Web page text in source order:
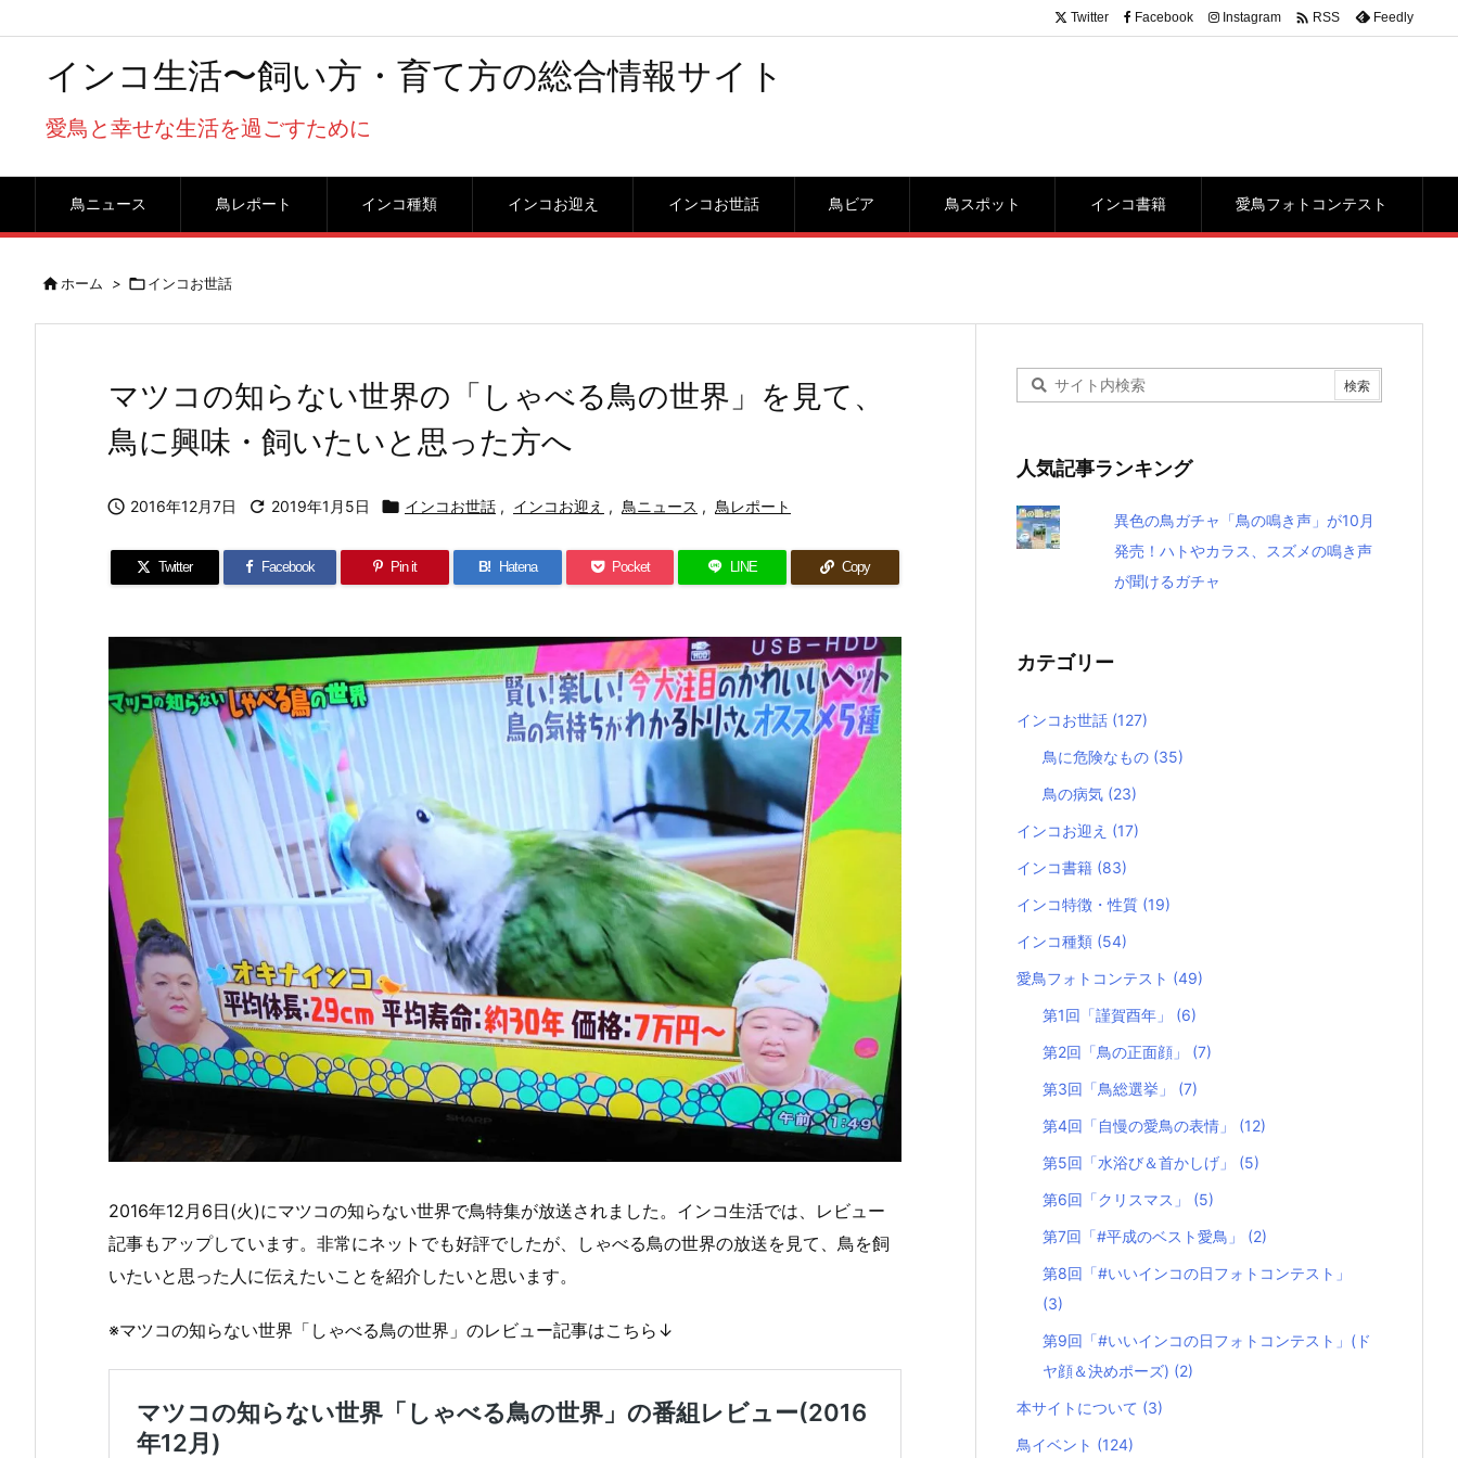
インコ生活〜飼い方・育て方の総合情報サイト
愛鳥と幸せな生活を過ごすために
鳥ニュース 鳥レポート インコ種類 インコお迎え インコお世話 鳥ビア 鳥スポット インコ書籍 愛鳥フォトコンテスト
Twitter Facebook Instagram  RSS Feedly
ホーム > インコお世話
マツコの知らない世界の「しゃべる鳥の世界」を見て、
鳥に興味・飼いたいと思った方へ
 2016年12月7日  2019年1月5日  インコお世話 , インコお迎え , 鳥ニュース , 鳥レポート
Twitter Facebook Pin it B! Hatena Pocket LINE Copy
2016年12月6日(火)にマツコの知らない世界で鳥特集が放送されました。インコ生活では、レビュー
記事もアップしています。非常にネットでも好評でしたが、しゃべる鳥の世界の放送を見て、鳥を飼
いたいと思った人に伝えたいことを紹介したいと思います。
※マツコの知らない世界「しゃべる鳥の世界」のレビュー記事はこちら↓
人気記事ランキング
異色の鳥ガチャ「鳥の鳴き声」が10月
発売！ハトやカラス、スズメの鳴き声
が聞けるガチャ
カテゴリー
インコお世話 (127)
鳥に危険なもの (35)
鳥の病気 (23)
インコお迎え (17)
インコ書籍 (83)
インコ特徴・性質 (19)
インコ種類 (54)
愛鳥フォトコンテスト (49)
第1回「謹賀酉年」 (6)
第2回「鳥の正面顔」 (7)
第3回「鳥総選挙」 (7)
第4回「自慢の愛鳥の表情」 (12)
第5回「水浴び＆首かしげ」 (5)
第6回「クリスマス」 (5)
第7回「#平成のベスト愛鳥」 (2)
第8回「#いいインコの日フォトコンテスト」
(3)
第9回「#いいインコの日フォトコンテスト」(ド
ヤ顔＆決めポーズ) (2)
本サイトについて (3)
鳥イベント (124)